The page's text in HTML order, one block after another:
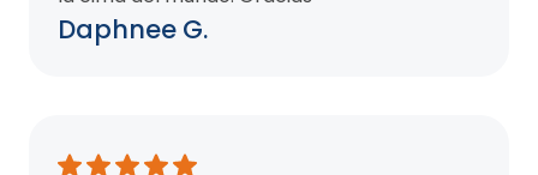
Daphnee G.